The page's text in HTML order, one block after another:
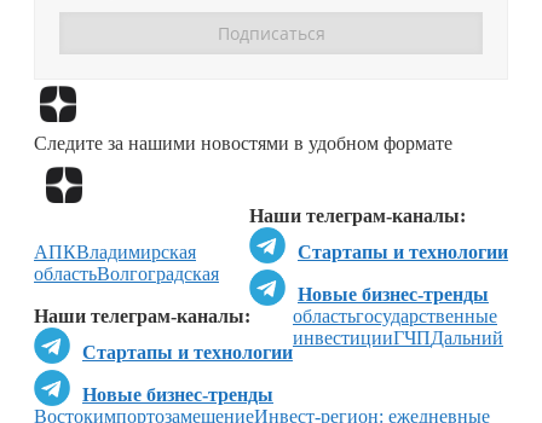
Следите за нашими новостями в удобном формате
Наши телеграм-каналы:
Стартапы и технологии
Новые бизнес-тренды
Наши телеграм-каналы:
Стартапы и технологии
Новые бизнес-тренды
АПКВладимирская
областьВолгоградская
областьгосударственные
инвестицииГЧПДальний
ВостокимпортозамещениеИнвест-регион: ежедневные